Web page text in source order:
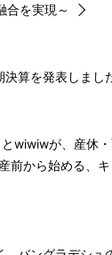
合を実現～
算を発表しまし
wiwiwが、産休
前から始める、